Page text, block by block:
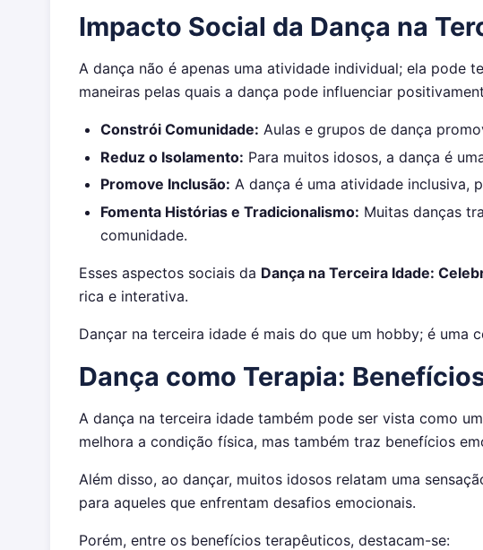
Impacto Social da Dança na
A dança não é apenas uma atividade individual; ela pode
maneiras pelas quais a dança pode influenciar
Constrói Comunidade: Aulas e grupos de dança
Reduz o Isolamento: Para muitos idosos, a dança é
Promove Inclusão: A dança é uma atividade inclusiva,
Fomenta Histórias e Tradicionalismo: Muitas danças
comunidade.
Esses aspectos sociais da Dança na Terceira Idade:
rica e interativa.
Dançar na terceira idade é mais do que um hobby; é uma
Dança como Terapia:
A dança na terceira idade também pode ser vista como
melhora a condição física, mas também traz benefícios
Além disso, ao dançar, muitos idosos relatam uma
para aqueles que enfrentam desafios emocionais.
Porém, entre os benefícios terapêuticos, destacam-se: